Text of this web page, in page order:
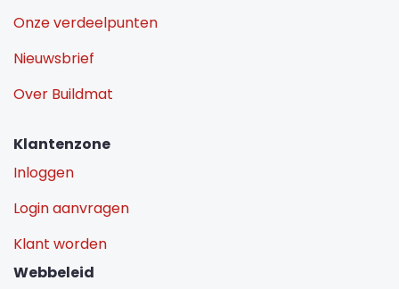
Onze verdeelpunten
Nieuwsbrief
Over Buildmat
Klantenzone
Inloggen
Login aanvragen
Klant worden
Webbeleid